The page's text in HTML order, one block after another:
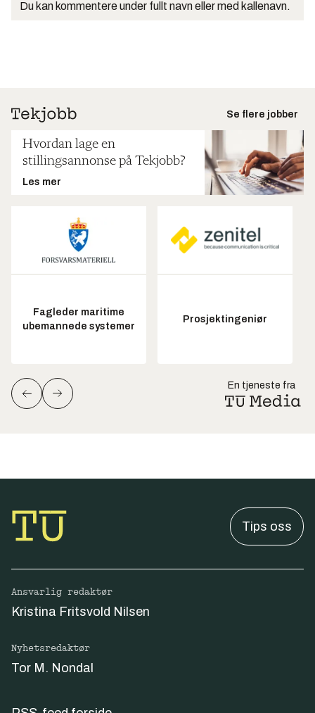
Du kan kommentere under fullt navn eller med kallenavn.
Se flere jobber
Hvordan lage en
stillingsannonse på Tekjobb?
Les mer
Fagleder maritime
ubemannede systemer
Prosjektingeniør
En tjeneste fra
Tips oss
Ansvarlig redaktør
Kristina Fritsvold Nilsen
Nyhetsredaktør
Tor M. Nondal